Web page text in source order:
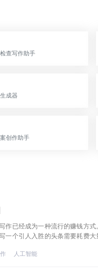
查写作助手
成器
创作助手
作已经成为一种流行的赚钱方
一个引人入胜的头条需要耗费
人工智能